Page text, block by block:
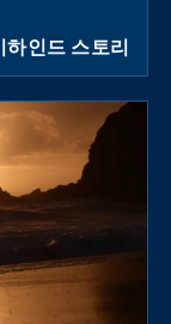
인드 스토리